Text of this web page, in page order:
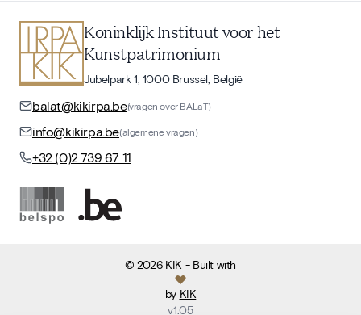
Koninklijk Instituut voor het
Kunstpatrimonium
Jubelpark 1, 1000 Brussel, België
balat@kikirpa.be(vragen over BALaT)
info@kikirpa.be(algemene vragen)
+32 (0)2 739 67 11
©2026 KIK - Built with
by KIK
v1.05